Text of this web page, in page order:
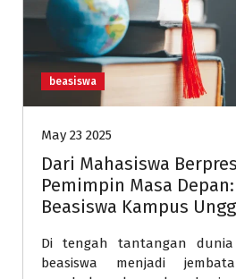
beasiswa
May 23 2025
Dari Mahasiswa
Pemimpin Masa
Beasiswa Kampus
Di tengah tantangan dunia
beasiswa menjadi